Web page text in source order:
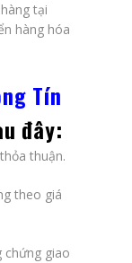
tại
hàng hóa
Tín
đây:
thuận.
theo giá
chứng giao